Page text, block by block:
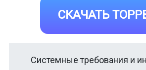
СКАЧАТЬ
Системные требования и